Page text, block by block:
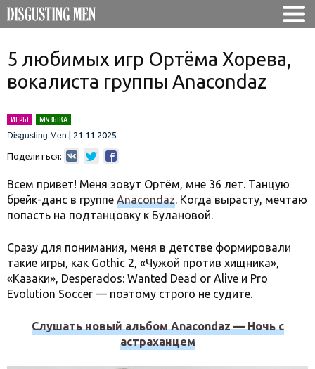
5 любимых игр Ортёма Хорева,
вокалиста группы Anacondaz
ИГРЫ
МУЗЫКА
Disgusting Men
21.11.2025
Поделиться:
Всем привет! Меня зовут Ортём, мне 36 лет. Танцую
брейк-данс в группе Anacondaz. Когда вырасту, мечтаю
попасть на подтанцовку к Булановой.
Сразу для понимания, меня в детстве формировали
такие игры, как Gothic 2, «Чужой против хищника»,
«Казаки», Desperados: Wanted Dead or Alive и Pro
Evolution Soccer — поэтому строго не судите.
Слушать новый альбом Anacondaz — Ночь с
астраханцем